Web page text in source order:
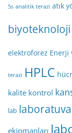
5s analitik terazi atık
biyoteknoloji
elektroforez Enerji
terazi HPLC
kalite kontrol
lab
ekipmanları